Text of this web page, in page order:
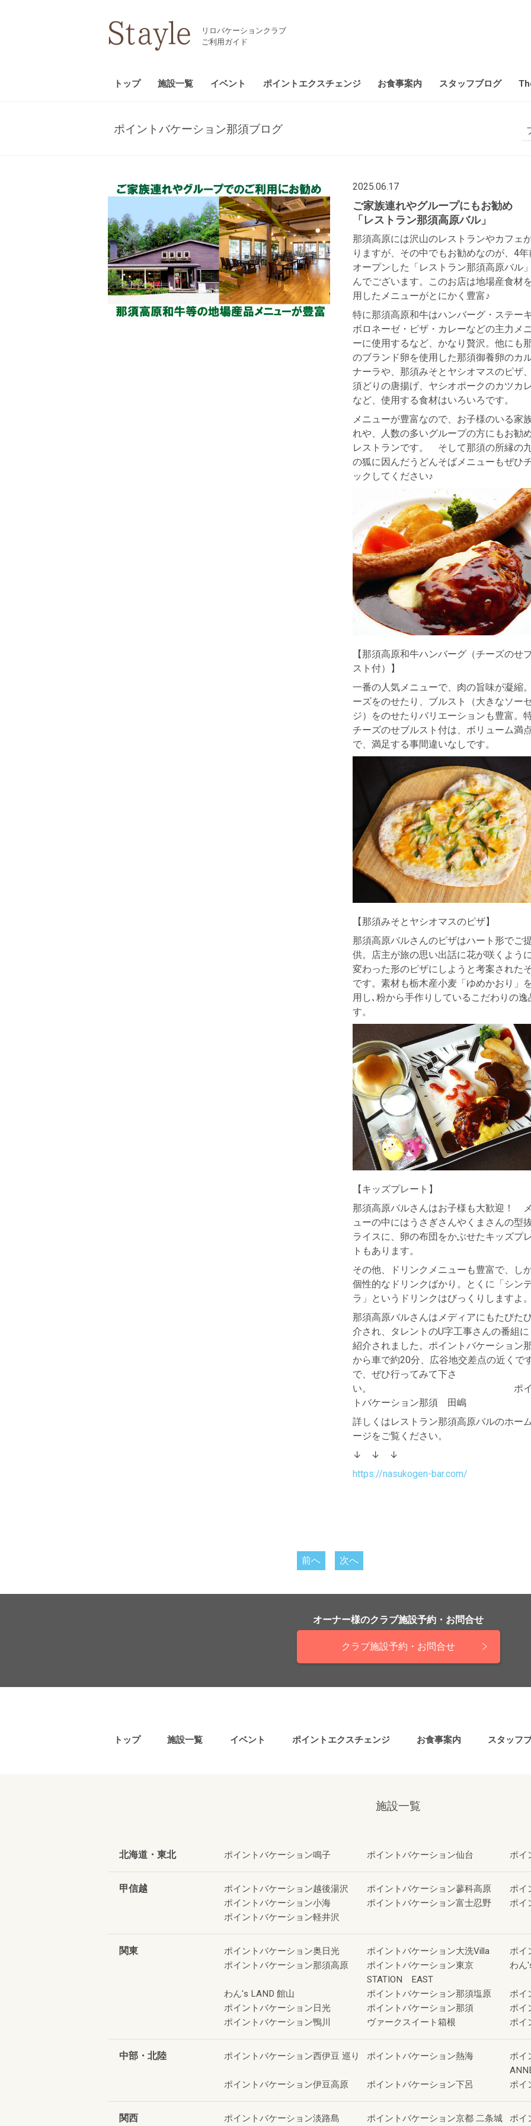
リロバケーションクラブ
ご利用ガイド
トップ 施設一覧 イベント ポイントエクスチェンジ お食事案内 スタッフブログ
ポイントバケーション那須ブログ
2025.06.17
ご家族連れやグループにもお勧
「レストラン那須高原バル」
那須高原には沢山のレストランやカフェ
りますが、その中でもお勧めなのが、4年
オープンした「レストラン那須高原バル
んでございます。このお店は地場産食材
用したメニューがとにかく豊富♪
特に那須高原和牛はハンバーグ・ステー
ボロネーゼ・ピザ・カレーなどの主力メ
ーに使用するなど、かなり贅沢。他にも
のブランド卵を使用した那須御養卵のカ
ナーラや、那須みそとヤシオマスのピザ
須どりの唐揚げ、ヤシオポークのカツカ
など、使用する食材はいろいろです。
メニューが豊富なので、お子様のいる家
れや、人数の多いグループの方にもお勧
レストランです。 そして那須の所縁の
の狐に因んだうどんそばメニューもぜひ
ックしてください♪
【那須高原和牛ハンバーグ（チーズのせ
スト付）】
一番の人気メニューで、肉の旨味が凝縮
ーズをのせたり、ブルスト（大きなソー
ジ）をのせたりバリエーションも豊富。
チーズのせブルスト付は、ボリューム満
で、満足する事間違いなしです。
【那須みそとヤシオマスのピザ】
那須高原バルさんのピザはハート形でご
供。店主が旅の思い出話に花が咲くように
変わった形のピザにしようと考案された
です。素材も栃木産小麦「ゆめかおり」
用し､粉から手作りしているこだわりの逸
す。
【キッズプレート】
那須高原バルさんはお子様も大歓迎！
ューの中にはうさぎさんやくまさんの型
ライスに、卵の布団をかぶせたキッズプ
トもあります。
その他、ドリンクメニューも豊富で、し
個性的なドリンクばかり。とくに「シン
ラ」というドリンクはびっくりしますよ。
那須高原バルさんはメディアにもたびた
介され、タレントのU字工事さんの番組に
紹介されました。ポイントバケーション
から車で約20分、広谷地交差点の近くで
で、ぜひ行ってみて下さ
い。 ポイ
トバケーション那須 田嶋
詳しくはレストラン那須高原バルのホー
ージをご覧ください。
↓ ↓ ↓
https://nasukogen-bar.com/
前へ 次へ
オーナー様のクラブ施設予約・お問合せ
クラブ施設予約・お問合せ
トップ 施設一覧 イベント ポイントエクスチェンジ お食事案内 スタッフ
施設一覧
北海道・東北 ポイントバケーション鳴子 ポイントバケーション仙台 ポイ
甲信越 ポイントバケーション越後湯沢 ポイントバケーション蓼科高原
ポイ
ポイントバケーション小海
ポイントバケーション富士忍野
ポイ
ポイントバケーション軽井沢
関東 ポイントバケーション奥日光 ポイントバケーション大洗Villa
ポイ
ポイントバケーション那須高原
ポイントバケーション東京
STATION EAST
わん
わん's LAND 館山 ポイントバケーション那須塩原
ポイ
ポイントバケーション日光
ポイントバケーション那須
ポイ
ポイントバケーション鴨川
ヴァークスイート箱根 ポイ
中部・北陸 ポイントバケーション西伊豆 巡り ポイントバケーション熱海
ポイ
ポイントバケーション伊豆高原
ポイントバケーション下呂 ポイ
関西 ポイントバケーション淡路島 ポイントバケーション京都 二条城 ポイ